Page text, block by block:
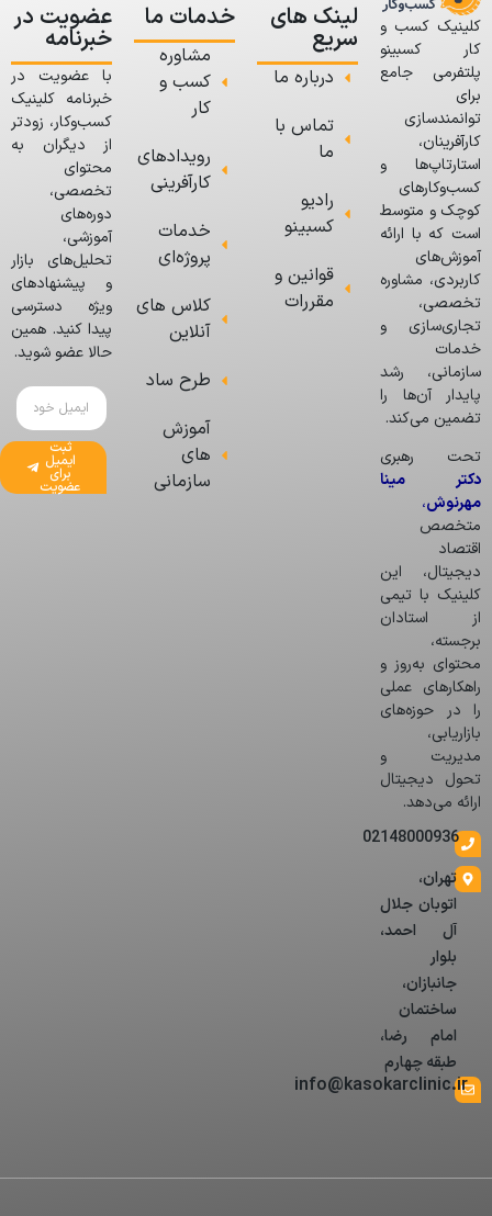
کلینیک کسب و
کار کسبینو
پلتفرمی جامع
برای
توانمندسازی
کارآفرینان،
استارتاپ‌ها و
کسب‌وکارهای
کوچک و متوسط
است که با ارائه
آموزش‌های
کاربردی، مشاوره
تخصصی،
تجاری‌سازی و
خدمات
سازمانی، رشد
پایدار آن‌ها را
تضمین می‌کند.
تحت رهبری
دکتر مینا
مهرنوش،
متخصص
اقتصاد
دیجیتال، این
کلینیک با تیمی
از استادان
برجسته،
محتوای به‌روز و
راهکارهای عملی
را در حوزه‌های
بازاریابی،
مدیریت و
تحول دیجیتال
ارائه می‌دهد.
02148000936
تهران،
اتوبان جلال
آل احمد،
بلوار
جانبازان،
ساختمان
امام رضا،
طبقه چهارم
info@kasokarclinic.ir
لینک های
سریع
درباره ما
تماس با
ما
رادیو
کسبینو
قوانین و
مقررات
خدمات ما
مشاوره
کسب و
کار
رویدادهای
کارآفرینی
خدمات
پروژه‌ای
کلاس های
آنلاین
طرح ساد
آموزش
های
سازمانی
عضویت در
خبرنامه
با عضویت در
خبرنامه کلینیک
کسب‌وکار، زودتر
از دیگران به
محتوای
تخصصی،
دوره‌های
آموزشی،
تحلیل‌های بازار
و پیشنهادهای
ویژه دسترسی
پیدا کنید. همین
حالا عضو شوید.
ثبت
ایمیل
برای
عضویت